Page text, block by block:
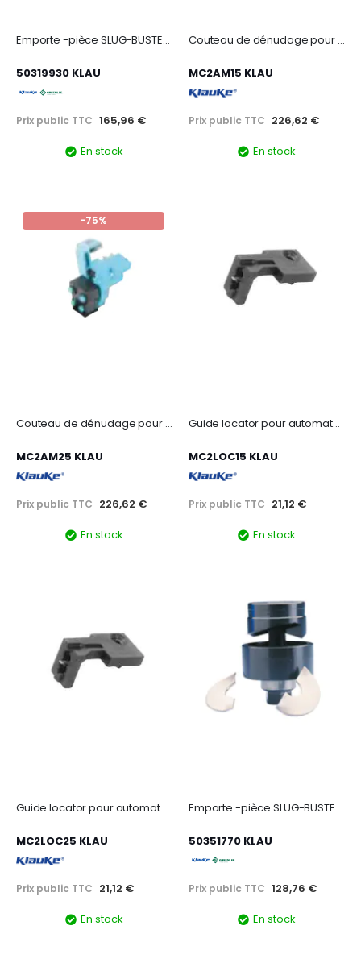
Emporte -pièce SLUG-BUSTER, dimension : 28,3 mm - PG21.
50319930 KLAU
Prix public TTC 165,96 €
En stock
Couteau de dénudage pour automate MC25 pour fil de 1,5 mm²
MC2AM15 KLAU
Prix public TTC 226,62 €
En stock
-75%
Couteau de dénudage pour automate MC25 pour fil de 2,5 mm²
MC2AM25 KLAU
Prix public TTC 226,62 €
En stock
Guide locator pour automate mc25 pour embouts de 1,5 mm²
MC2LOC15 KLAU
Prix public TTC 21,12 €
En stock
Guide locator pour automate mc25 pour embouts de 2,5 mm²
MC2LOC25 KLAU
Prix public TTC 21,12 €
En stock
Emporte -pièce SLUG-BUSTER, dimension : 16,2mm - ISO16.
50351770 KLAU
Prix public TTC 128,76 €
En stock